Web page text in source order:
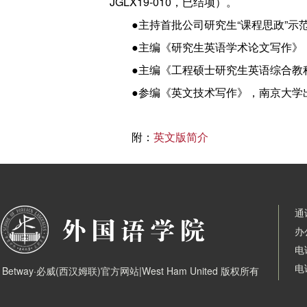
●主持首批公司研究生“课程思政”示
●主编《研究生英语学术论文写作
●主编《工程硕士研究生英语综合
●参编《英文技术写作》，南京大学
附： 英文版简介
Betway·必威(西汉姆联)官方网站|West Ham United 版权所有
通